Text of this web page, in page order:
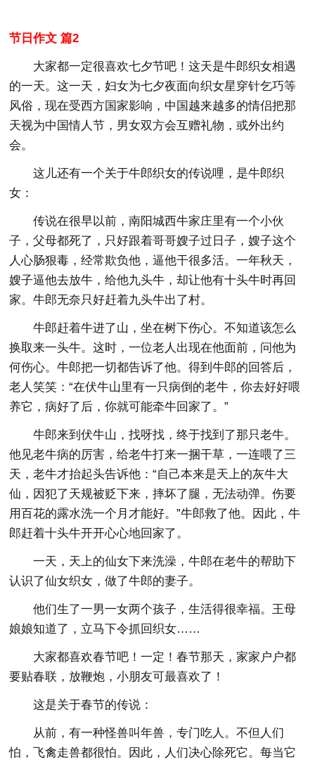
节日作文 篇2
大家都一定很喜欢七夕节吧！这天是牛郎织女相遇
的一天。这一天，妇女为七夕夜面向织女星穿针乞巧等
风俗，现在受西方国家影响，中国越来越多的情侣把那
天视为中国情人节，男女双方会互赠礼物，或外出约
会。
这儿还有一个关于牛郎织女的传说哩，是牛郎织
女：
传说在很早以前，南阳城西牛家庄里有一个小伙
子，父母都死了，只好跟着哥哥嫂子过日子，嫂子这个
人心肠狠毒，经常欺负他，逼他干很多活。一年秋天，
嫂子逼他去放牛，给他九头牛，却让他有十头牛时再回
家。牛郎无奈只好赶着九头牛出了村。
牛郎赶着牛进了山，坐在树下伤心。不知道该怎么
换取来一头牛。这时，一位老人出现在他面前，问他为
何伤心。牛郎把一切都告诉了他。得到牛郎的回答后，
老人笑笑：“在伏牛山里有一只病倒的老牛，你去好好喂
养它，病好了后，你就可能牵牛回家了。”
牛郎来到伏牛山，找呀找，终于找到了那只老牛。
他见老牛病的厉害，给老牛打来一捆干草，一连喂了三
天，老牛才抬起头告诉他：“自己本来是天上的灰牛大
仙，因犯了天规被贬下来，摔坏了腿，无法动弹。伤要
用百花的露水洗一个月才能好。”牛郎救了他。因此，牛
郎赶着十头牛开开心心地回家了。
一天，天上的仙女下来洗澡，牛郎在老牛的帮助下
认识了仙女织女，做了牛郎的妻子。
他们生了一男一女两个孩子，生活得很幸福。王母
娘娘知道了，立马下令抓回织女……
大家都喜欢春节吧！一定！春节那天，家家户户都
要贴春联，放鞭炮，小朋友可最喜欢了！
这是关于春节的传说：
从前，有一种怪兽叫年兽，专门吃人。不但人们
怕，飞禽走兽都很怕。因此，人们决心除死它。每当它